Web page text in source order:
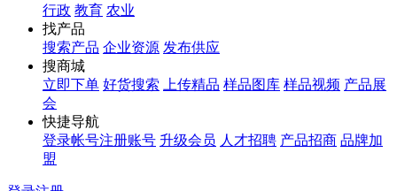
行政 教育 农业
找产品
搜索产品 企业资源 发布供应
搜商城
立即下单 好货搜索 上传精品 样品图库 样品视频 产品展
会
快捷导航
登录帐号注册账号 升级会员 人才招聘 产品招商 品牌加
盟